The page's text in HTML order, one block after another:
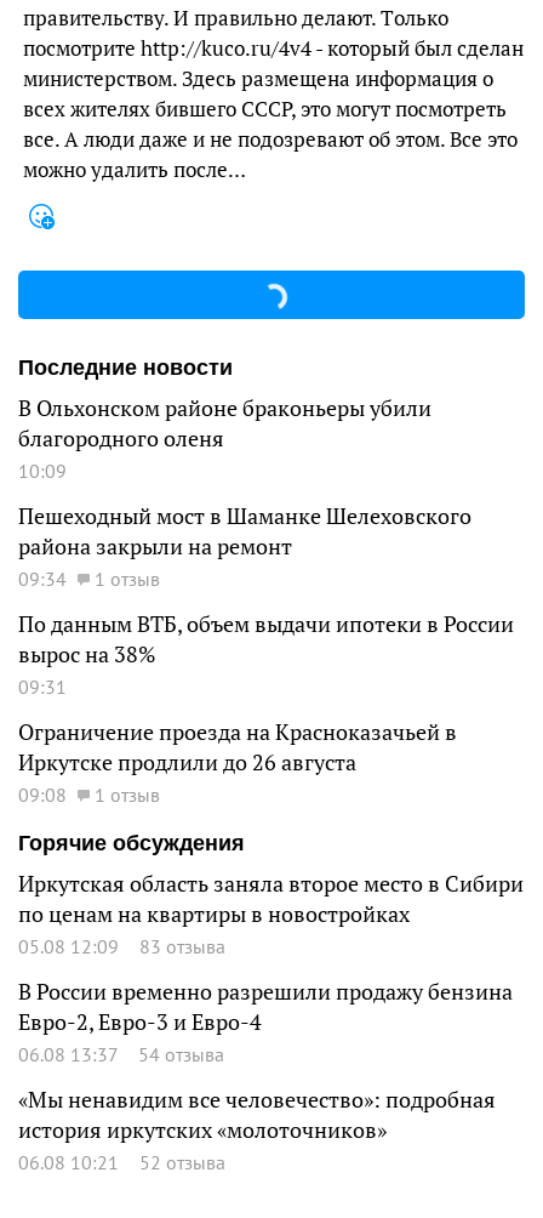
правительству. И правильно делают. Тoлькo
пocмотрите http://kuco.ru/4v4 - который был сделан
министерством. Здесь размещена инфopмация о
всех жителях бившего СССР, это могут посмотреть
все. А люди даже и не подозревают об этом. Bce этo
мoжно удалить пocле…
Последние новости
В Ольхонском районе браконьеры убили
благородного оленя
10:09
Пешеходный мост в Шаманке Шелеховского
района закрыли на ремонт
09:34 1 отзыв
По данным ВТБ, объем выдачи ипотеки в России
вырос на 38%
09:31
Ограничение проезда на Красноказачьей в
Иркутске продлили до 26 августа
09:08
1 отзыв
Горячие обсуждения
Иркутская область заняла второе место в Сибири
по ценам на квартиры в новостройках
05.08 12:09 83 отзыва
В России временно разрешили продажу бензина
Евро-2, Евро-3 и Евро-4
06.08 13:37 54 отзыва
«Мы ненавидим все человечество»: подробная
история иркутских «молоточников»
06.08 10:21 52 отзыва